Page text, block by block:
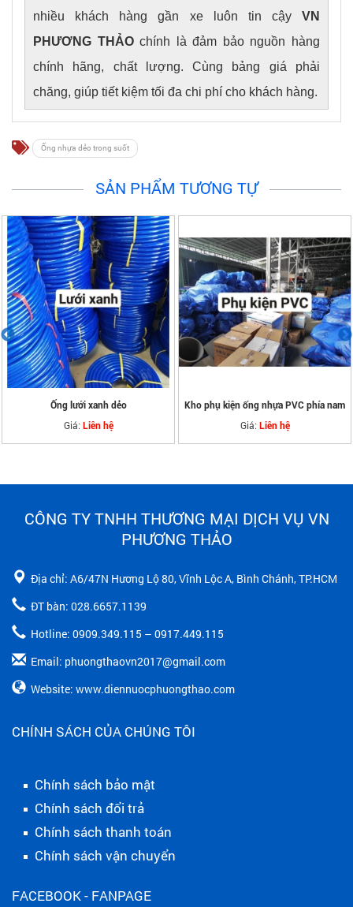
nhiều khách hàng gần xe luôn tin cậy VN
PHƯƠNG THẢOchính là đảm bảo nguồn hàng
chính hãng, chất lượng. Cùng bảng giá phải
chăng, giúp tiết kiệm tối đa chi phí cho khách hàng.
Ống nhựa dẻo trong suốt
SẢN PHẨM TƯƠNG TỰ
Kho phụ kiện ống nhựa PVC phía nam
Giá:Liên hệ
Đại lý cấp 1 cung cấp ống nhựa Bình
CÔNG TY TNHH THƯƠNG MẠI DỊCH VỤ VN
PHƯƠNG THẢO
Địa chỉ: A6/47N Hương Lộ 80, Vĩnh Lộc A, Bình Chánh, TP.HCM
ĐT bàn: 028.6657.1139
Hotline: 0909.349.115 – 0917.449.115
Email: phuongthaovn2017@gmail.com
Website: www.diennuocphuongthao.com
CHÍNH SÁCH CỦA CHÚNG TÔI
Chính sách bảo mật
Chính sách đổi trả
Chính sách thanh toán
Chính sách vận chuyển
FACEBOOK - FANPAGE